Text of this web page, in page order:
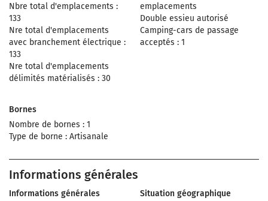
Nbre total d'emplacements :
133
Nre total d'emplacements
avec branchement électrique :
133
Nre total d'emplacements
délimités matérialisés : 30
emplacements
Double essieu autorisé
Camping-cars de passage
acceptés : 1
Bornes
Nombre de bornes : 1
Type de borne : Artisanale
Informations générales
Informations générales
Situation géographique